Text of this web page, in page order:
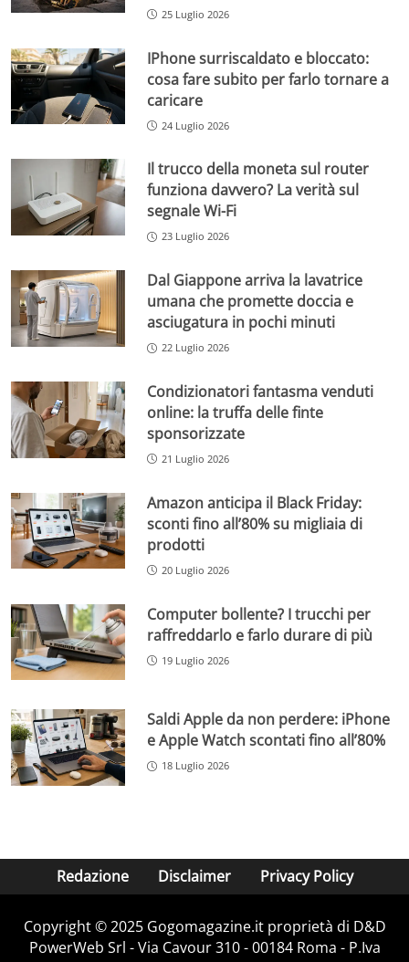
25 Luglio 2026
IPhone surriscaldato e bloccato:
cosa fare subito per farlo tornare a
caricare
24 Luglio 2026
Il trucco della moneta sul router
funziona davvero? La verità sul
segnale Wi-Fi
23 Luglio 2026
Dal Giappone arriva la lavatrice
umana che promette doccia e
asciugatura in pochi minuti
22 Luglio 2026
Condizionatori fantasma venduti
online: la truffa delle finte
sponsorizzate
21 Luglio 2026
Amazon anticipa il Black Friday:
sconti fino all’80% su migliaia di
prodotti
20 Luglio 2026
Computer bollente? I trucchi per
raffreddarlo e farlo durare di più
19 Luglio 2026
Saldi Apple da non perdere: iPhone
e Apple Watch scontati fino all’80%
18 Luglio 2026
Redazione Disclaimer Privacy Policy
Copyright © 2025 Gogomagazine.it proprietà di D&D
PowerWeb Srl - Via Cavour 310 - 00184 Roma - P.Iva